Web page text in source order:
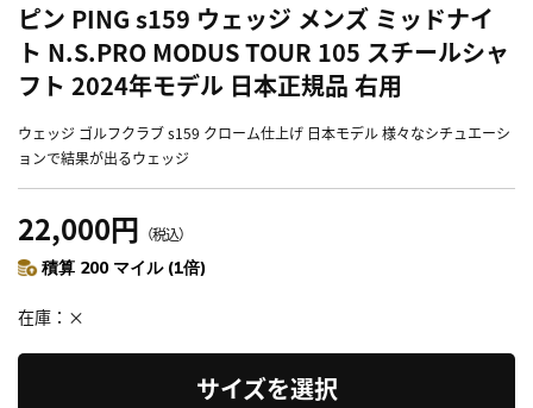
ピン PING s159 ウェッジ メンズ ミッドナイ
ト N.S.PRO MODUS TOUR 105 スチールシャ
フト 2024年モデル 日本正規品 右用
ウェッジ ゴルフクラブ s159 クローム仕上げ 日本モデル 様々なシチュエーシ
ョンで結果が出るウェッジ
22,000円 （税込）
積算 200 マイル (1倍)
在庫 ×
サイズを選択